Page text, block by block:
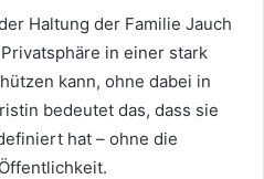
Haltung der Familie Jauch
in einer stark
kann, ohne dabei in
bedeutet das, dass sie
hat – ohne die